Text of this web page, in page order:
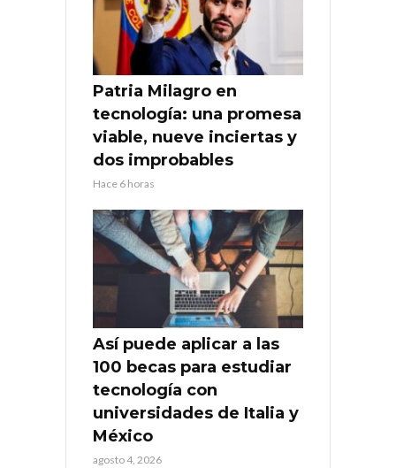
Patria Milagro en
tecnología: una promesa
viable, nueve inciertas y
dos improbables
Hace 6 horas
Así puede aplicar a las
100 becas para estudiar
tecnología con
universidades de Italia y
México
agosto 4, 2026